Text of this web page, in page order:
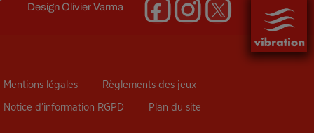
DesignOlivier Varma
Mentions légales Règlements des jeux
Notice d’information RGPD Plan du site